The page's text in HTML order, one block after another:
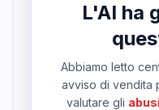
L'AI ha
Abbiamo letto
avviso di vendita
valutare gli